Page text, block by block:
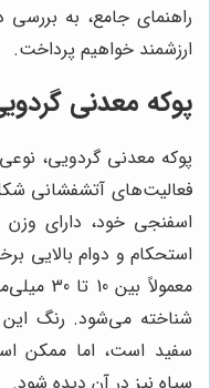
راهنمای جامع، به
ارزشمند خواهیم پرداخت.
پوکه معدنی
پوکه معدنی گردویی،
فعالیت‌های آتشفشانی
اسفنجی خود، دارای
استحکام و دوام بالایی
معمولاً
شناخته می‌شود. رنگ این
سفید است، اما ممکن